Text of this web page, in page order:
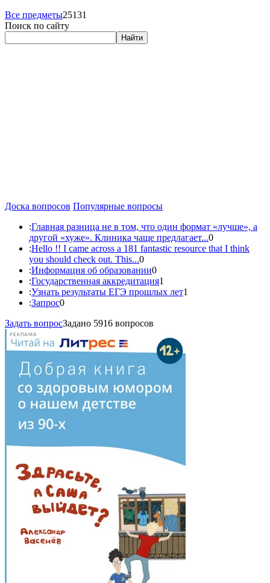
Все предметы25131
Поиск по сайту
Найти
Доска вопросов Популярные вопросы
:Главная разница не в том, что один формат «лучше», а
другой «хуже». Клиника чаще предлагает...0
:Hello !! I came across a 181 fantastic resource that I think
you should check out. This...0
:Информация об образовании0
:Государственная аккредитация1
:Узнать результаты ЕГЭ прошлых лет1
:Запрос0
Задать вопросЗадано 5916 вопросов
РЕКЛАМА